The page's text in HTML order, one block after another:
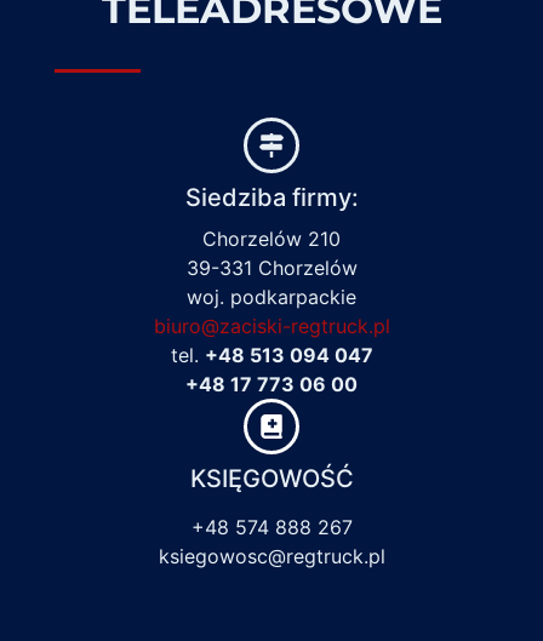
Siedziba firmy:
Chorzelów 210
39-331 Chorzelów
woj. podkarpackie
biuro@zaciski-regtruck.pl
tel. +48 513 094 047
+48 17 773 06 00
KSIĘGOWOŚĆ
+48 574 888 267
ksiegowosc@regtruck.pl